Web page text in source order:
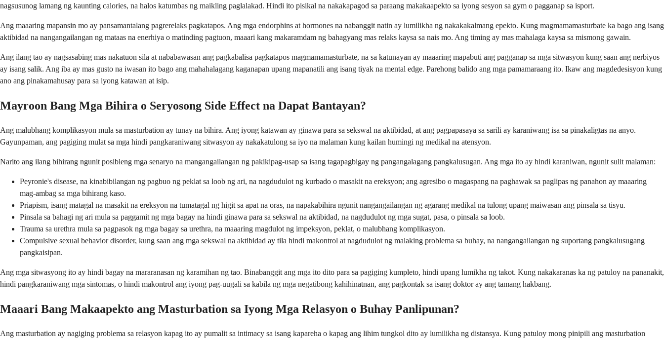
nagsusunog lamang ng kaunting calories, na halos katumbas ng maikling paglalakad. Hindi ito pisikal na nakakapagod sa paraang makakaapekto sa iyong sesyon sa gym o pagganap sa isport.
Ang maaaring mapansin mo ay pansamantalang pagrerelaks pagkatapos. Ang mga endorphins at hormones na nabanggit natin ay lumilikha ng nakakakalmang epekto. Kung magmamamasturbate ka bago ang isang
aktibidad na nangangailangan ng mataas na enerhiya o matinding pagtuon, maaari kang makaramdam ng bahagyang mas relaks kaysa sa nais mo. Ang timing ay mas mahalaga kaysa sa mismong gawain.
Ang ilang tao ay nagsasabing mas nakatuon sila at nababawasan ang pagkabalisa pagkatapos magmamamasturbate, na sa katunayan ay maaaring mapabuti ang pagganap sa mga sitwasyon kung saan ang nerbiyos
ay isang salik. Ang iba ay mas gusto na iwasan ito bago ang mahahalagang kaganapan upang mapanatili ang isang tiyak na mental edge. Parehong balido ang mga pamamaraang ito. Ikaw ang magdedesisyon kung
ano ang pinakamahusay para sa iyong katawan at isip.
Mayroon Bang Mga Bihira o Seryosong Side Effect na Dapat Bantayan?
Ang malubhang komplikasyon mula sa masturbation ay tunay na bihira. Ang iyong katawan ay ginawa para sa sekswal na aktibidad, at ang pagpapasaya sa sarili ay karaniwang isa sa pinakaligtas na anyo.
Gayunpaman, ang pagiging mulat sa mga hindi pangkaraniwang sitwasyon ay nakakatulong sa iyo na malaman kung kailan humingi ng medikal na atensyon.
Narito ang ilang bihirang ngunit posibleng mga senaryo na mangangailangan ng pakikipag-usap sa isang tagapagbigay ng pangangalagang pangkalusugan. Ang mga ito ay hindi karaniwan, ngunit sulit malaman:
Peyronie's disease, na kinabibilangan ng pagbuo ng peklat sa loob ng ari, na nagdudulot ng kurbado o masakit na ereksyon; ang agresibo o magaspang na paghawak sa paglipas ng panahon ay maaaring
mag-ambag sa mga bihirang kaso.
Priapism, isang matagal na masakit na ereksyon na tumatagal ng higit sa apat na oras, na napakabihira ngunit nangangailangan ng agarang medikal na tulong upang maiwasan ang pinsala sa tisyu.
Pinsala sa bahagi ng ari mula sa paggamit ng mga bagay na hindi ginawa para sa sekswal na aktibidad, na nagdudulot ng mga sugat, pasa, o pinsala sa loob.
Trauma sa urethra mula sa pagpasok ng mga bagay sa urethra, na maaaring magdulot ng impeksyon, peklat, o malubhang komplikasyon.
Compulsive sexual behavior disorder, kung saan ang mga sekswal na aktibidad ay tila hindi makontrol at nagdudulot ng malaking problema sa buhay, na nangangailangan ng suportang pangkalusugang
pangkaisipan.
Ang mga sitwasyong ito ay hindi bagay na mararanasan ng karamihan ng tao. Binabanggit ang mga ito dito para sa pagiging kumpleto, hindi upang lumikha ng takot. Kung nakakaranas ka ng patuloy na pananakit,
hindi pangkaraniwang mga sintomas, o hindi makontrol ang iyong pag-uugali sa kabila ng mga negatibong kahihinatnan, ang pagkontak sa isang doktor ay ang tamang hakbang.
Maaari Bang Makaapekto ang Masturbation sa Iyong Mga Relasyon o Buhay Panlipunan?
Ang masturbation ay nagiging problema sa relasyon kapag ito ay pumalit sa intimacy sa isang kapareha o kapag ang lihim tungkol dito ay lumilikha ng distansya. Kung patuloy mong pinipili ang masturbation